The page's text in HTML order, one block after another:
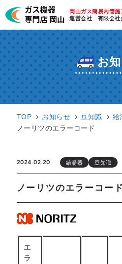
岡山ガス簡易内管施
運営会社 有限会社
お
TOP お知らせ 豆知識
給
ノーリツのエラーコード
2024.02.20 給湯器 豆知識
ノーリツのエラーコード
エ
ラ